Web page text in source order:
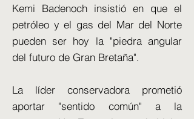
Kemi Badenoch insistió en que el
petróleo y el gas del Mar del Norte
pueden ser hoy la "piedra angular
del futuro de Gran Bretaña".
La líder conservadora prometió
aportar "sentido común" a la